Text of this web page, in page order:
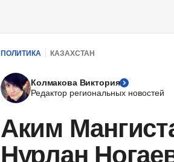
ПОЛИТИКА КАЗАХСТАН
Колмакова Виктория
Редактор региональных новостей
Аким
Нурлан